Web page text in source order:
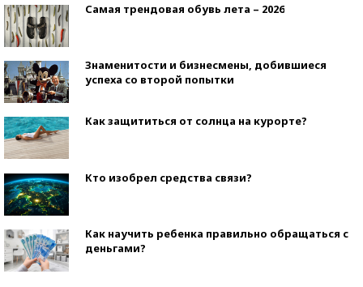
Самая трендовая обувь лета – 2026
Знаменитости и бизнесмены, добившиеся
успеха со второй попытки
Как защититься от солнца на курорте?
Кто изобрел средства связи?
Как научить ребенка правильно обращаться с
деньгами?